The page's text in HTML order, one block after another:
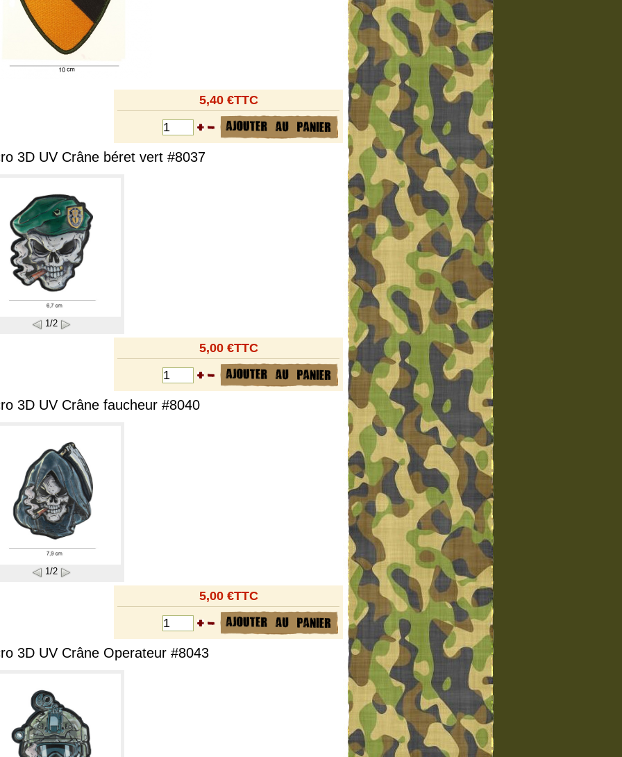
5,40 €TTC
3D UV Crâne béret vert #8037
1/2
5,00 €TTC
3D UV Crâne faucheur #8040
1/2
5,00 €TTC
3D UV Crâne Operateur #8043